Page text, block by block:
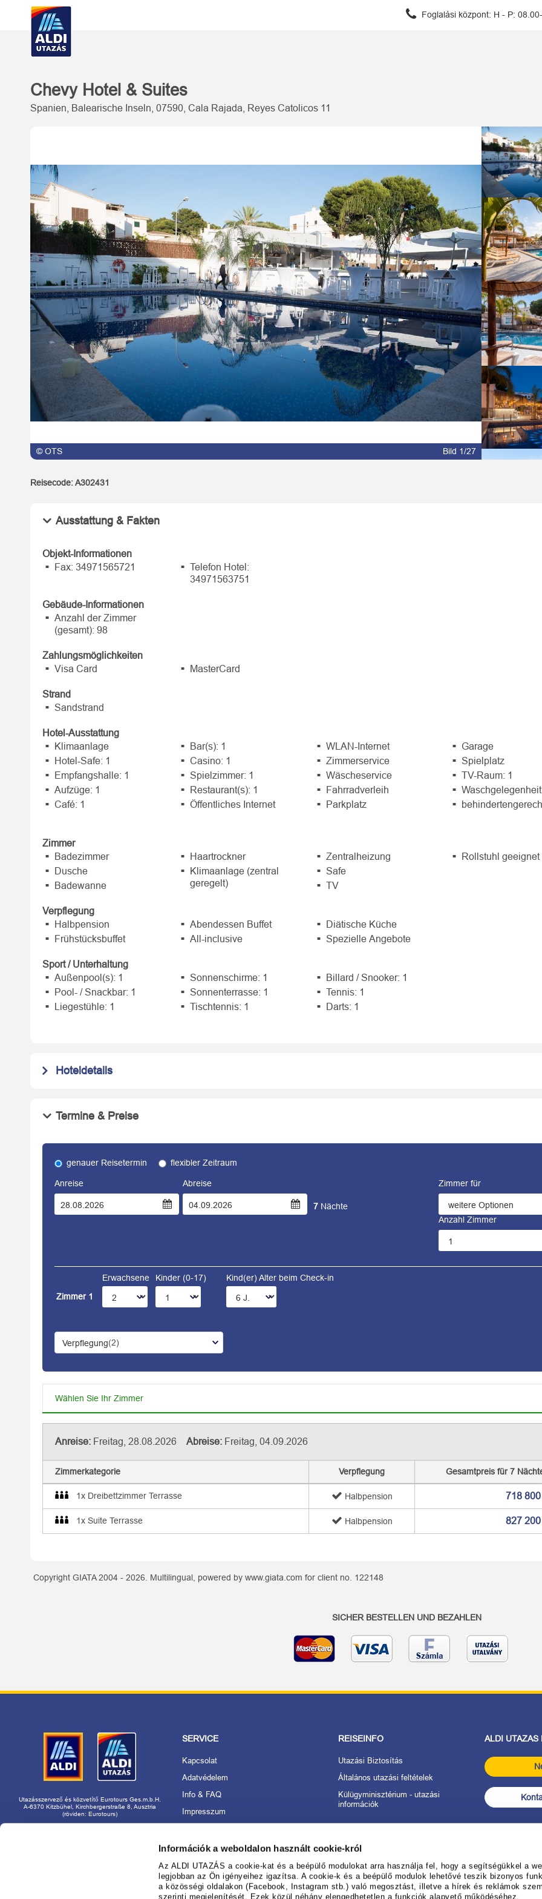
Információk a weboldalon használt cookie-król
Az ALDI UTAZÁS a cookie-kat és a beépülő modulokat arra használja fel, hogy a segítségükkel a
legjobban az Ön igényeihez igazítsa. A cookie-k és a beépülő modulok lehetővé teszik bizonyos
a közösségi oldalakon (Facebook, Instagram stb.) való megosztást, illetve a hírek és reklámok
szerinti megjelenítését. Ezek közül néhány elengedhetetlen a funkciók alapvető működéséhez.
Foglalási központ: H - P:
Chevy Hotel & Suites
Spanien, Balearische Inseln, 07590, Cala Rajada, Reyes Catolicos 11
© OTS Bild 2/27
Reisecode:A302431
Ausstattung & Fakten
Objekt-Informationen
Fax: 34971565721
Telefon Hotel:
34971563751
Gebäude-Informationen
Anzahl der Zimmer
(gesamt): 98
Zahlungsmöglichkeiten
Visa Card
MasterCard
Strand
Sandstrand
Hotel-Ausstattung
Klimaanlage
Hotel-Safe: 1
Empfangshalle: 1
Aufzüge: 1
Café: 1
Bar(s): 1
Casino: 1
Spielzimmer: 1
Restaurant(s): 1
Öffentliches Internet
WLAN-Internet
Zimmerservice
Wäscheservice
Fahrradverleih
Parkplatz
Garage
Spielplatz
TV-Raum: 1
Waschgelegenheit
Zimmer
Badezimmer
Dusche
Badewanne
Haartrockner
Klimaanlage (zentral
geregelt)
Zentralheizung
Safe
TV
Rollstuhl geeignet
Verpflegung
Halbpension
Frühstücksbuffet
Abendessen Buffet
All-inclusive
Diätische Küche
Spezielle Angebote
Sport / Unterhaltung
Außenpool(s): 1
Pool- / Snackbar: 1
Liegestühle: 1
Sonnenschirme: 1
Sonnenterrasse: 1
Tischtennis: 1
Billard / Snooker: 1
Tennis: 1
Darts: 1
Hoteldetails
Termine & Preise
genauer Reisetermin flexibler Zeitraum
Anreise Abreise
7 Nächte
Zimmer für
Anzahl Zimmer
Zimmer 1
Erwachsene Kinder (0-17) Kind(er) Alter beim Check-in
Verpflegung(2)
Wählen Sie Ihr Zimmer
Anreise: Freitag, 28.08.2026 Abreise: Freitag, 04.09.2026
Zimmerkategorie Verpflegung Gesamtpreis für 7
1x Dreibettzimmer Terrasse Halbpension 718
1x Suite Terrasse Halbpension 827
Copyright GIATA 2004 - 2026. Multilingual, powered by www.giata.com for client no. 122148
SICHER BESTELLEN UND BEZAHLEN
Utazásszervező és közvetítő Eurotours Ges.m.b.H.
A-6370 Kitzbühel, Kirchbergerstraße 8, Ausztria
(röviden: Eurotours)
SERVICE
Kapcsolat
Adatvédelem
Info & FAQ
Impresszum
Rólunk
Utazásszervező és márkanév
használat
Foglaljon nyugodtan az ALDI UTAZÁS-
REISEINFO
Utazási Biztosítás
Általános utazási feltételek
Külügyminisztérium - utazási
információk
ALDI UTAZAS